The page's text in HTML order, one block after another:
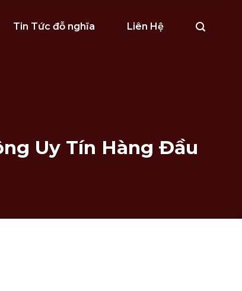
Tin Tức đỗ nghĩa Liên Hệ
Uy Tín Hàng Đầu